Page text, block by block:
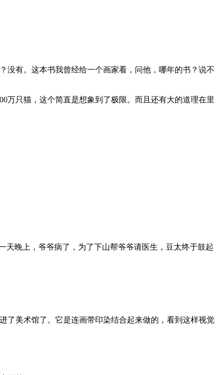
没有。这本书我曾经给一个画家看，问他，哪年的书？说不
万只猫，这个简直是想象到了极限。而且还有大的道理在里
天晚上，爷爷病了，为了下山帮爷爷请医生，豆太终于鼓起
了美术馆了。它是连画带印染结合起来做的，看到这样视觉